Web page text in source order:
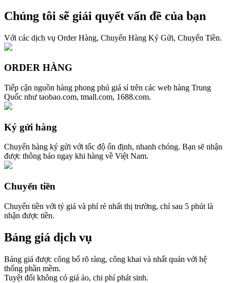
Chúng tôi sẽ giải quyết vấn đề của bạn
Với các dịch vụ Order Hàng, Chuyển Hàng Ký Gửi, Chuyển Tiền.
ORDER HÀNG
Tiếp cận nguồn hàng phong phú giá sỉ trên các web hàng Trung
Quốc như taobao.com, tmall.com, 1688.com.
Ký gửi hàng
Chuyển hàng ký gửi với tốc độ ổn định, nhanh chóng. Bạn sẽ nhận
được thông báo ngay khi hàng về Việt Nam.
Chuyển tiền
Chuyển tiền với tỷ giá và phí rẻ nhất thị trường, chỉ sau 5 phút là
nhận được tiền.
Bảng giá dịch vụ
Bảng giá được công bố rõ ràng, công khai và nhất quán với hệ
thống phần mềm.
Tuyệt đối không có giá ảo, chi phí phát sinh.